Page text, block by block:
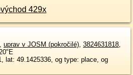
429x
, uprav v JOSM (pokročilé), 3824631818,
lat: 49.1425336, og type: place, og